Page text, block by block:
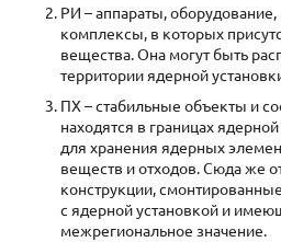
РИ – аппараты,
комплексы, в которых
вещества. Она могут быть
территории ядерной
ПХ – стабильные объекты и
находятся в границах
для хранения ядерных
веществ и отходов. Сюда же
конструкции,
с ядерной установкой и
межрегиональное значение.